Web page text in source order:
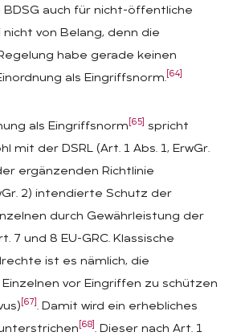
BDSG auch für nicht-öffentliche
nicht von Belang, denn die
habe gerade keinen
als Eingriffsnorm. [64]
als Eingriffsnorm [65]
spricht
mit der DSRL (Art. 1 Abs. 1, ErwGr.
ergänzenden Richtlinie
2) intendierte Schutz der
durch Gewährleistung der
7 und 8 EU-GRC. Klassische
ist es nämlich, die
vor Eingriffen zu schützen
[67] . Damit wird ein erhebliches
[68] . Dieser nach Art. 1